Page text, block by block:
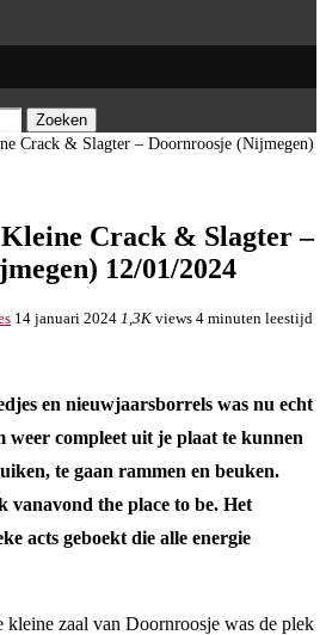
Zoeken
Crack & Slagter – Doornroosje (Nijmegen)
Crack & Slagter –
12/01/2024
14 januari 2024 1,3K views 4 minuten leestijd
en nieuwjaarsborrels was nu echt
weer compleet uit je plaat te kunnen
te gaan rammen en beuken.
vanavond the place to be. Het
acts geboekt die alle energie
kleine zaal van Doornroosje was de plek